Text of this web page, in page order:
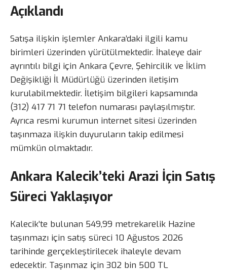
Açıklandı
Satışa ilişkin işlemler Ankara’daki ilgili kamu
birimleri üzerinden yürütülmektedir. İhaleye dair
ayrıntılı bilgi için Ankara Çevre, Şehircilik ve İklim
Değişikliği İl Müdürlüğü üzerinden iletişim
kurulabilmektedir. İletişim bilgileri kapsamında
(312) 417 71 71 telefon numarası paylaşılmıştır.
Ayrıca resmi kurumun internet sitesi üzerinden
taşınmaza ilişkin duyuruların takip edilmesi
mümkün olmaktadır.
Ankara Kalecik’teki Arazi İçin Satış
Süreci Yaklaşıyor
Kalecik’te bulunan 549,99 metrekarelik Hazine
taşınmazı için satış süreci 10 Ağustos 2026
tarihinde gerçekleştirilecek ihaleyle devam
edecektir. Taşınmaz için 302 bin 500 TL